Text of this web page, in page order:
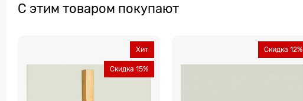
С этим товаром покупают
Хит
Скидка 15%
Скидка 12%